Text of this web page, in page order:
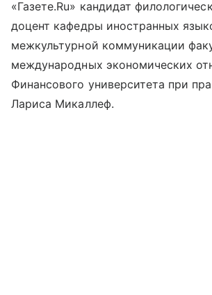
«Газете.Ru» кандидат
доцент кафедры иностранных
межкультурной коммуникации
международных экономических
Финансового университета при
Лариса Микаллеф.